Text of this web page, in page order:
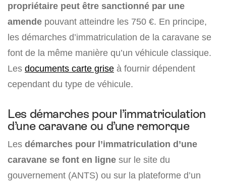
propriétaire peut être sanctionné par une
amende pouvant atteindre les 750 €. En principe,
les démarches d’immatriculation de la caravane se
font de la même manière qu’un véhicule classique.
Les documents carte grise à fournir dépendent
cependant du type de véhicule.
Les démarches pour l’immatriculation
d’une caravane ou d’une remorque
Les démarches pour l’immatriculation d’une
caravane se font en ligne sur le site du
gouvernement (ANTS) ou sur la plateforme d’un